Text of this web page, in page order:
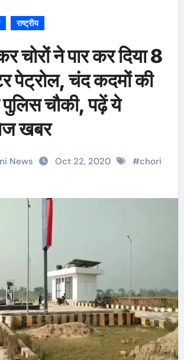
राष्ट्रीय
चोरों ने पार कर दिया 8
पेट्रोल, चंद कदमों की
पुलिस चौकी, पढ़ें ये
खबर
News Oct 22, 2020 #chori